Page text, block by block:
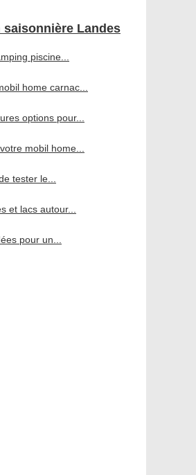
saisonnière Landes
piscine...
home carnac...
options pour...
mobil home...
tester le...
et lacs autour...
pour un...